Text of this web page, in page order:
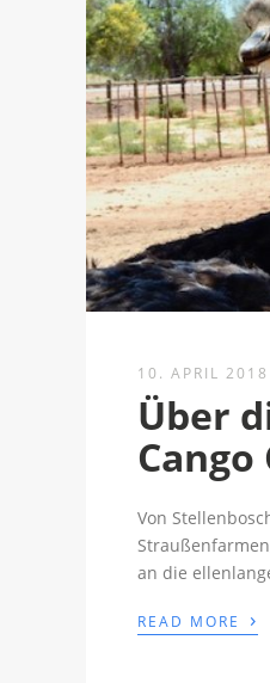
10. APRIL 2018
Über
Von
an die
READ MORE ›